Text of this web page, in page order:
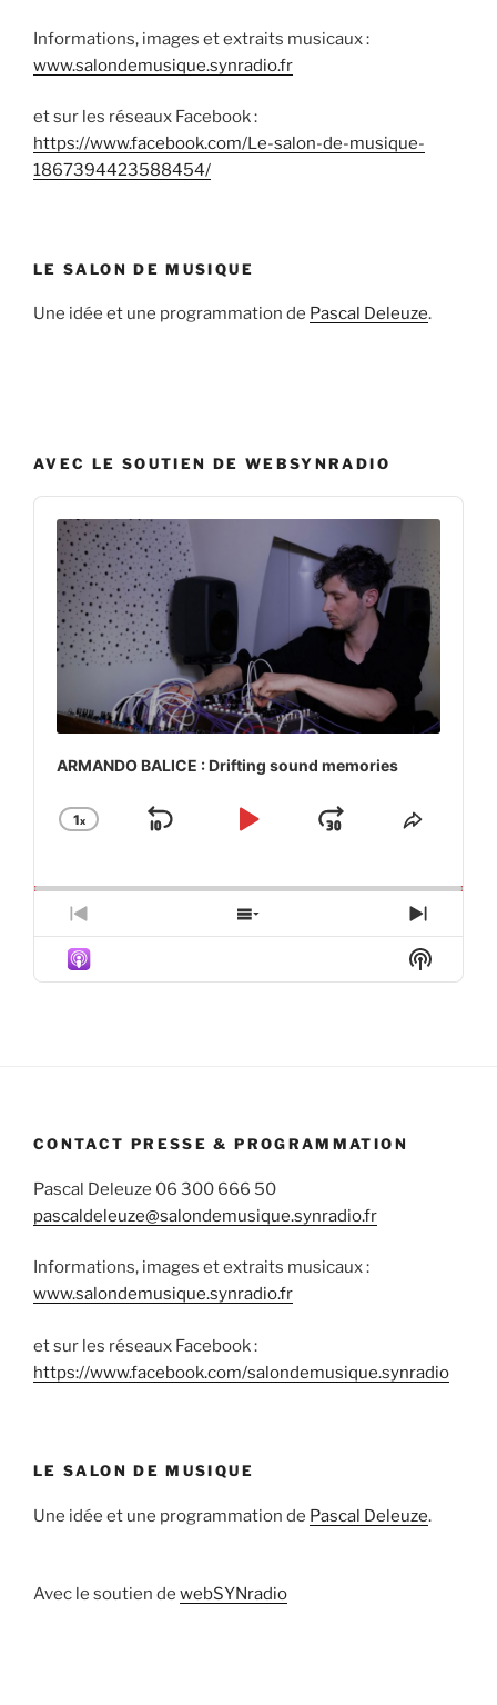
Informations, images et extraits musicaux :
www.salondemusique.synradio.fr
et sur les réseaux Facebook :
https://www.facebook.com/Le-salon-de-musique-
1867394423588454/
LE SALON DE MUSIQUE
Une idée et une programmation de Pascal Deleuze.
AVEC LE SOUTIEN DE WEBSYNRADIO
Audio
Player
ARMANDO BALICE : Drifting sound memories
Change
1x
Skip
Play
JumpShare
Previous
Episode
Show
Episodes
Next
Show
CONTACT PRESSE & PROGRAMMATION
Pascal Deleuze 06 300 666 50
pascaldeleuze@salondemusique.synradio.fr
Informations, images et extraits musicaux :
www.salondemusique.synradio.fr
et sur les réseaux Facebook :
https://www.facebook.com/salondemusique.synradio
LE SALON DE MUSIQUE
Une idée et une programmation de Pascal Deleuze.
Avec le soutien de webSYNradio